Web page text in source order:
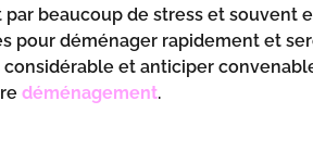
par beaucoup de stress et souvent
pour déménager rapidement et
considérable et anticiper
déménagement.